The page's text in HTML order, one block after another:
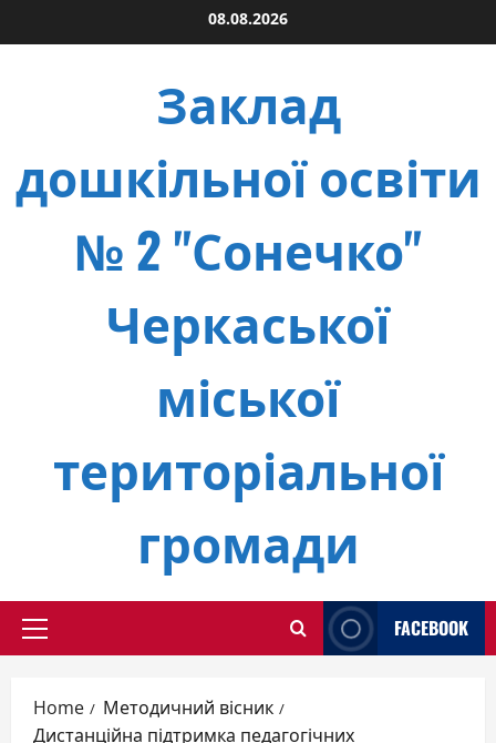
to
08.08.2026
Заклад
дошкільної освіти
№ 2 "Сонечко"
Черкаської
міської
територіальної
громади
Primary
FACEBOOK
Home
Методичний вісник
Дистанційна підтримка педагогічних